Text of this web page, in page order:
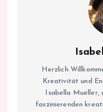
Herzlich
Kreativität und
Isabella Mueller,
faszinierenden